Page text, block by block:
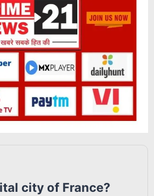
city of France?